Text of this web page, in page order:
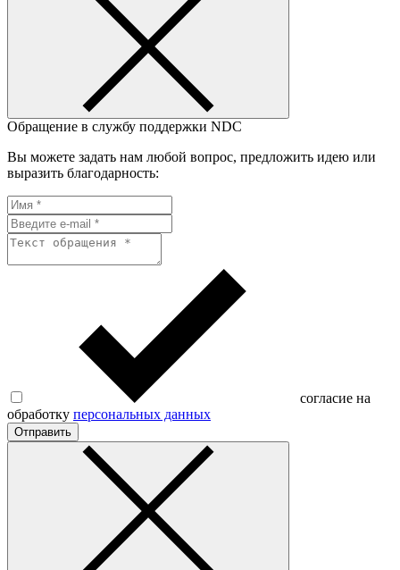
Обращение в службу поддержки NDC
Вы можете задать нам любой вопрос, предложить идею или
выразить благодарность:
согласие на
обработку персональных данных
Отправить